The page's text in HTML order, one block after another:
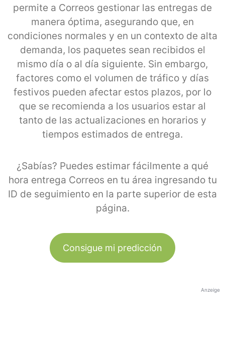
permite a Correos gestionar las entregas de
manera óptima, asegurando que, en
condiciones normales y en un contexto de alta
demanda, los paquetes sean recibidos el
mismo día o al día siguiente. Sin embargo,
factores como el volumen de tráfico y días
festivos pueden afectar estos plazos, por lo
que se recomienda a los usuarios estar al
tanto de las actualizaciones en horarios y
tiempos estimados de entrega.
¿Sabías? Puedes estimar fácilmente a qué
hora entrega Correos en tu área ingresando tu
ID de seguimiento en la parte superior de esta
página.
Consigue mi predicción
Anzeige